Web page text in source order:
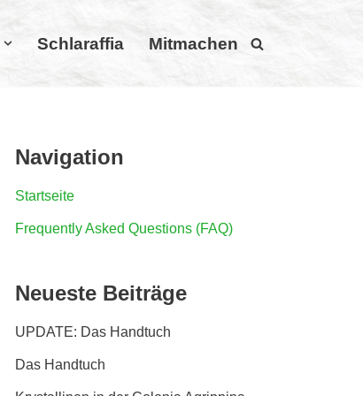
Schlaraffia Mitmachen
Navigation
Startseite
Frequently Asked Questions (FAQ)
Neueste Beiträge
UPDATE: Das Handtuch
Das Handtuch